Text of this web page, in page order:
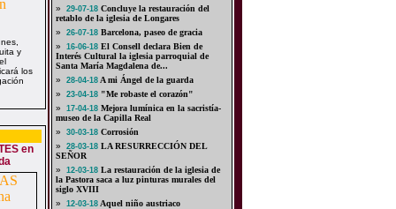
y
los
en
»
29-07-18Concluye la restauración del
retablo de la iglesia de Longares
»
26-07-18Barcelona, paseo de gracia
»
16-06-18El Consell declara Bien de
Interés Cultural la iglesia parroquial de
Santa María Magdalena de...
»
28-04-18A mi Ángel de la guarda
»
23-04-18"Me robaste el corazón"
»
17-04-18Mejora lumínica en la sacristía-
museo de la Capilla Real
»
30-03-18Corrosión
»
28-03-18LA RESURRECCIÓN DEL
SEÑOR
»
12-03-18La restauración de la iglesia de
la Pastora saca a luz pinturas murales del
siglo XVIII
»
12-03-18Aquel niño austriaco